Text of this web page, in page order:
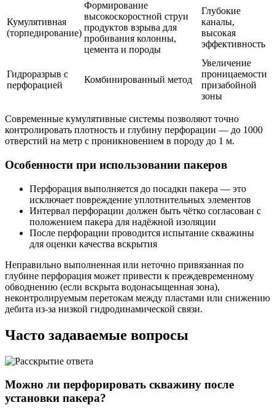
Кумулятивная
(торпедирование)
Формирование
высокоскоростной струи
продуктов взрыва для
пробивания колонны,
цемента и породы
Глубокие
каналы,
высокая
эффективность
Гидроразрыв с
перфорацией
Комбинированный метод
Увеличение
проницаемости
призабойной
зоны
Современные кумулятивные системы позволяют точно
контролировать плотность и глубину перфорации — до 1000
отверстий на метр с проникновением в породу до 1 м.
Особенности при использовании пакеров
Перфорация выполняется до посадки пакера — это
исключает повреждение уплотнительных элементов
Интервал перфорации должен быть чётко согласован с
положением пакера для надёжной изоляции
После перфорации проводится испытание скважины
для оценки качества вскрытия
Неправильно выполненная или неточно привязанная по
глубине перфорация может привести к преждевременному
обводнению (если вскрыта водонасыщенная зона),
неконтролируемым перетокам между пластами или снижению
дебита из-за низкой гидродинамической связи.
Часто задаваемые вопросы
Можно ли перфорировать скважину после
установки пакера?